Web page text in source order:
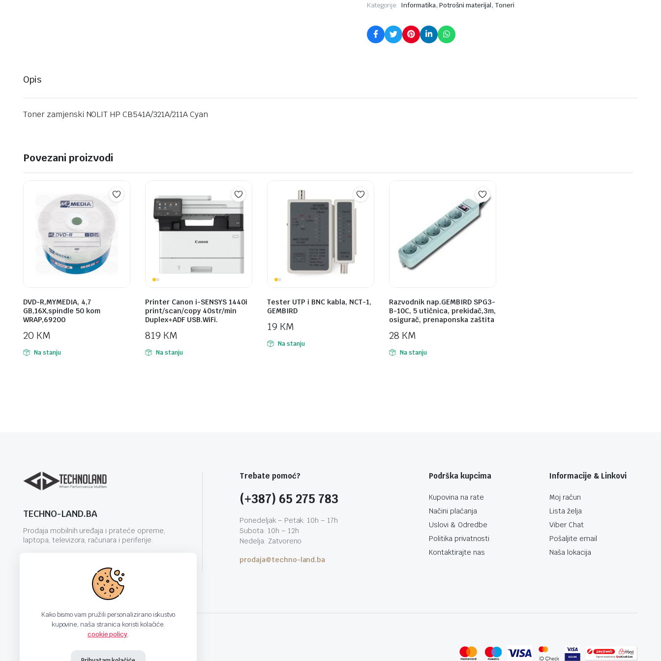
Kategorije: Informatika, Potrošni materijal, Toneri
Opis
Toner zamjenski NOLIT HP CB541A/321A/211A Cyan
Povezani proizvodi
DVD-R,MYMEDIA, 4,7
GB,16X,spindle 50 kom
WRAP,69200
20 KM
Na stanju
Printer Canon i-SENSYS 1440i
print/scan/copy 40str/min
Duplex+ADF USB.WiFi.
819 KM
Na stanju
Tester UTP i BNC kabla, NCT-1,
GEMBIRD
19 KM
Na stanju
Razvodnik nap.GEMBIRD SPG3-
B-10C, 5 utičnica, prekidač,3m,
osigurač, prenaponska zaštita
28 KM
Na stanju
TECHNO-LAND.BA
Prodaja mobilnih uređaja i prateće opreme,
laptopa, televizora, računara i periferije.
Trebate pomoć?
(+387) 65 275 783
Ponedeljak – Petak: 10h – 17h
Subota: 10h – 12h
Nedelja: Zatvoreno
prodaja@techno-land.ba
Podrška kupcima
Kupovina na rate
Načini plaćanja
Uslovi & Odredbe
Politika privatnosti
Kontaktirajte nas
Informacije & Linkovi
Moj račun
Lista želja
Viber Chat
Pošaljite email
Naša lokacija
Kako bismo vam pružili personalizirano iskustvo
kupovine, naša stranica koristi kolačiće.
cookie policy.